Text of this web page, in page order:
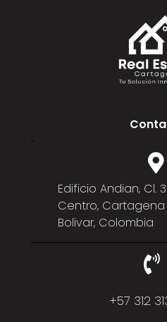
Edificio Andian, Cl.
Centro, Cartagena
Bolivar, Colombia
+57 312